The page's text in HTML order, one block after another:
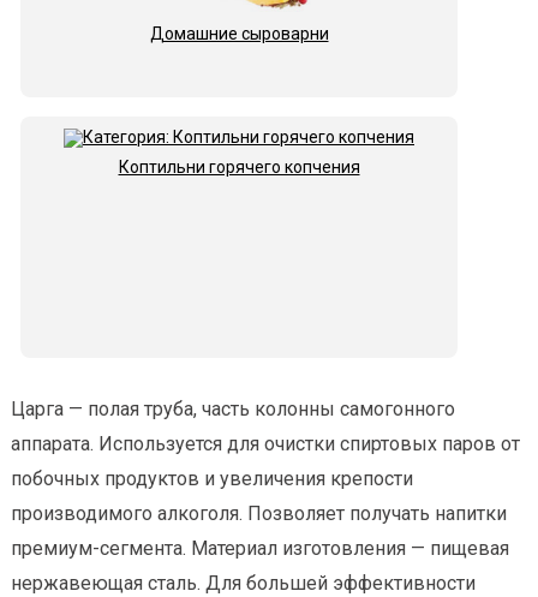
Домашние сыроварни
Коптильни горячего копчения
Царга — полая труба, часть колонны самогонного
аппарата. Используется для очистки спиртовых паров от
побочных продуктов и увеличения крепости
производимого алкоголя. Позволяет получать напитки
премиум-сегмента. Материал изготовления — пищевая
нержавеющая сталь. Для большей эффективности